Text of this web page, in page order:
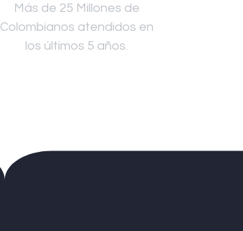
Más de 25 Millones de
Colombianos atendidos en
los últimos 5 años.